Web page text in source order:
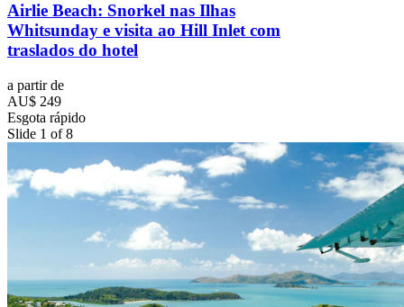
Airlie Beach: Snorkel nas Ilhas
Whitsunday e visita ao Hill Inlet com
traslados do hotel
a partir de
AU$ 249
Esgota rápido
Slide 1 of 8